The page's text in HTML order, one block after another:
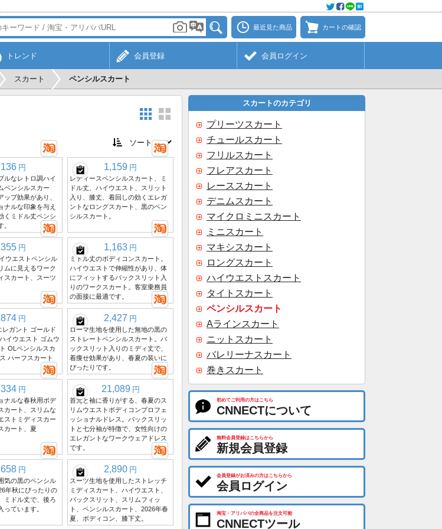
最近見た商品 カートの確認
トレンド 会員登録 会員ログイン
スカート ペンシルスカート
円
ルなレトロ調ハイ
ペンシルスカー
ップ効果があり、
ナルな印象を与え
くミドル丈ペンシ
。
1,159 円
レディースペンシルスカート、ミ
ドル丈、ハイウエスト、スリット
入り、膝丈、着回しの効くエレガ
ントなロングスカート、黒のペン
シルスカート。
円
ウエストペンシル
ムに見えるワーク
スカート、スーツ
1,163 円
ミドル丈のボディコンスカート。
ハイウエストで伸縮性があり、体
にフィットするバックスリット入
りのワークスカート。客室乗務員
の面接に最適です。
円
レガント ゴールド
イウエスト ゴムウ
OLペンシルスカ
ハーフスカート
2,427 円
ローマ生地を使用した無地の黒の
ストレートペンシルスカート。バ
ックスリット入りのミディ丈で、
着痩せ効果があり、春夏の装いに
ぴったりです。
円
ナルな春秋用ボデ
カート、スリムな
ストミディスカー
カート、夏
21,089 円
首元と袖に香りがする、春夏のス
リムウエストボディコンプロフェ
ッショナルドレス。バックスリッ
トと七分袖が特徴で、女性向けの
エレガントなワークウェアドレス
です。
円
気の黒のペンシル
年秋にぴったりの
ミドル丈で、後ろ
っています。
2,890 円
スーツ生地を使用したストレッチ
ミディスカート、ハイウエスト、
バックスリット、スリムフィッ
ト、ペンシルスカート、2026年春
夏、ボディコン、膝下丈。
スカートのカテゴリ
プリーツスカート
チュールスカート
フリルスカート
フレアスカート
レーススカート
デニムスカート
マイクロミニスカート
ミニスカート
マキシスカート
ロングスカート
ハイウエストスカート
タイトスカート
ペンシルスカート
Aラインスカート
ニットスカート
バレリーナスカート
巻きスカート
初めてご利用の方はこちら
CNNECTについて
無料会員登録はこちらから
新規会員登録
会員登録がお済みの方はこちらから
会員ログイン
淘宝・アリババの全商品を注文可能
CNNECTツール